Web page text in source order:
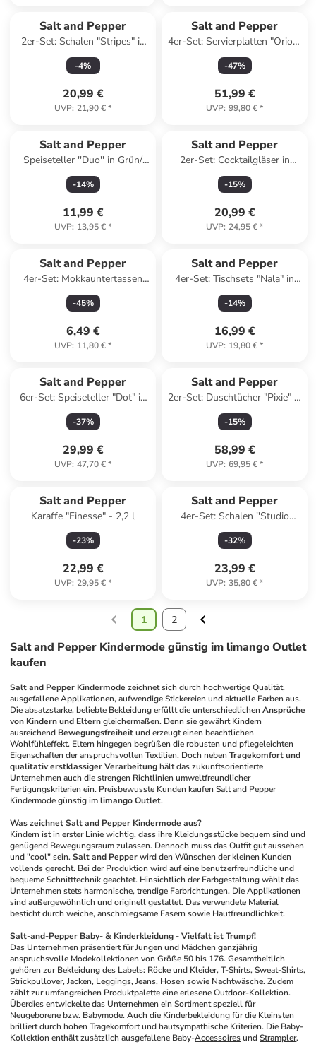
Salt and Pepper
2er-Set: Schalen "Stripes" in
Weiß/ Blau - (H)6,5 x Ø 23 cm
-4%
20,99 €
UVP: 21,90 €*
Salt and Pepper
4er-Set: Servierplatten "Orion"
in Beige - (B)34 x (H)13 cm
-47%
51,99 €
UVP: 99,80 €*
Salt and Pepper
Speiseteller ''Duo'' in Grün/
Lila - Ø 26 cm
-14%
11,99 €
UVP: 13,95 €*
Salt and Pepper
2er-Set: Cocktailgläser in
Transparent/ Blau/ Rot - 230
ml
-15%
20,99 €
UVP: 24,95 €*
Salt and Pepper
4er-Set: Mokkauntertassen
"Fina" in Weiß/ Schwarz - Ø
12 cm
-45%
6,49 €
UVP: 11,80 €*
Salt and Pepper
4er-Set: Tischsets "Nala" in
Grün - Ø 36 cm
-14%
16,99 €
UVP: 19,80 €*
Salt and Pepper
6er-Set: Speiseteller "Dot" in
Mint - Ø 27,5 cm
-37%
29,99 €
UVP: 47,70 €*
Salt and Pepper
2er-Set: Duschtücher "Pixie" in
Rot/ Pink - (L)140 x (B)70 cm
-15%
58,99 €
UVP: 69,95 €*
Salt and Pepper
Karaffe "Finesse" - 2,2 l
-23%
22,99 €
UVP: 29,95 €*
Salt and Pepper
4er-Set: Schalen ''Studio
Urban'' in Grau - (H)6 x Ø
14,5 cm
-32%
23,99 €
UVP: 35,80 €*
1 2
Salt and Pepper Kindermode günstig im limango Outlet
kaufen
Salt and Pepper Kindermode zeichnet sich durch hochwertige Qualität,
ausgefallene Applikationen, aufwendige Stickereien und aktuelle Farben aus.
Die absatzstarke, beliebte Bekleidung erfüllt die unterschiedlichen Ansprüche
von Kindern und Eltern gleichermaßen. Denn sie gewährt Kindern
ausreichend Bewegungsfreiheit und erzeugt einen beachtlichen
Wohlfühleffekt. Eltern hingegen begrüßen die robusten und pflegeleichten
Eigenschaften der anspruchsvollen Textilien. Doch neben Tragekomfort und
qualitativ erstklassiger Verarbeitung hält das zukunftsorientierte
Unternehmen auch die strengen Richtlinien umweltfreundlicher
Fertigungskriterien ein. Preisbewusste Kunden kaufen Salt and Pepper
Kindermode günstig im limango Outlet.
Was zeichnet Salt and Pepper Kindermode aus?
Kindern ist in erster Linie wichtig, dass ihre Kleidungsstücke bequem sind und
genügend Bewegungsraum zulassen. Dennoch muss das Outfit gut aussehen
und "cool" sein. Salt and Pepper wird den Wünschen der kleinen Kunden
vollends gerecht. Bei der Produktion wird auf eine benutzerfreundliche und
bequeme Schnitttechnik geachtet. Hinsichtlich der Farbgestaltung wählt das
Unternehmen stets harmonische, trendige Farbrichtungen. Die Applikationen
sind außergewöhnlich und originell gestaltet. Das verwendete Material
besticht durch weiche, anschmiegsame Fasern sowie Hautfreundlichkeit.
Salt-and-Pepper Baby- & Kinderkleidung - Vielfalt ist Trumpf!
Das Unternehmen präsentiert für Jungen und Mädchen ganzjährig
anspruchsvolle Modekollektionen von Größe 50 bis 176. Gesamtheitlich
Strickpullover, Jacken, Leggings, Jeans, Hosen sowie Nachtwäsche. Zudem
zählt zur umfangreichen Produktpalette eine erlesene Outdoor-Kollektion.
Überdies entwickelte das Unternehmen ein Sortiment speziell für
Neugeborene bzw. Babymode. Auch die Kinderbekleidung für die Kleinsten
brilliert durch hohen Tragekomfort und hautsympathische Kriterien. Die Baby-
Kollektion enthält zusätzlich ausgefallene Baby-Accessoires und Strampler.